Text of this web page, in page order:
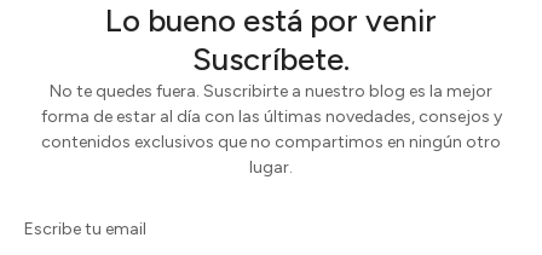
Lo bueno está por venir
Suscríbete.
No te quedes fuera. Suscribirte a nuestro blog es la mejor
forma de estar al día con las últimas novedades, consejos y
contenidos exclusivos que no compartimos en ningún otro
lugar.